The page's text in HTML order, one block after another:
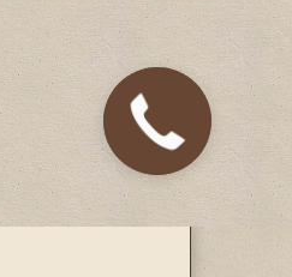
Закажите
звонок